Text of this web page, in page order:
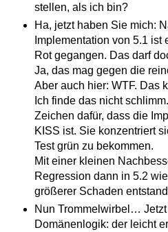
stellen, als ich bin?
Ha, jetzt haben Sie mich:
Implementation von 5.1 ist
Rot gegangen. Das darf
Ja, das mag gegen die
Aber auch hier: WTF. Das
Ich finde das nicht
Zeichen dafür, dass die
KISS ist. Sie konzentriert
Test grün zu bekommen.
Mit einer kleinen
Regression dann in 5.2
größerer Schaden
Nun Trommelwirbel…
Domänenlogik: der leicht